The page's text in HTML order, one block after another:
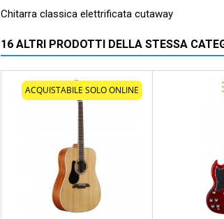
Chitarra classica elettrificata cutaway
16 ALTRI PRODOTTI DELLA STESSA
ACQUISTABILE SOLO ONLINE